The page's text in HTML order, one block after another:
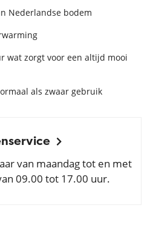
Nederlandse bodem
wat zorgt voor een altijd mooi
als zwaar gebruik
van maandag tot en met
09.00 tot 17.00 uur.